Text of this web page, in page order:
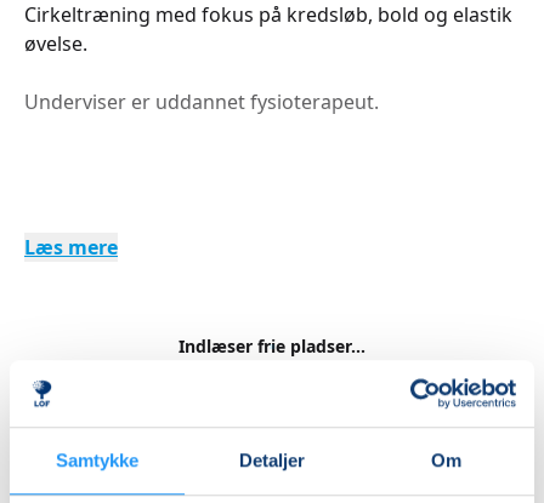
Samtykke Detaljer Om
Cirkeltræning med fokus på kredsløb, bold og elastik
øvelse.
Underviser er uddannet fysioterapeut.
Læs mere
Indlæser frie pladser...
Betal med